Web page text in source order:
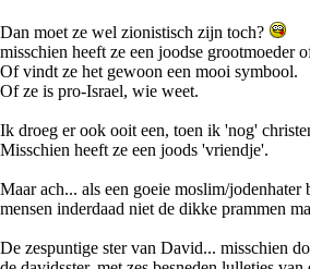
Dan moet ze wel zionistisch zijn toch?
misschien heeft ze een joodse grootmoeder
Of vindt ze het gewoon een mooi symbool.
Of ze is pro-Israel, wie weet.
Ik droeg er ook ooit een, toen ik 'nog'
Misschien heeft ze een joods 'vriendje'.
Maar ach... als een goeie moslim/jodenhater
mensen inderdaad niet de dikke prammen
De zespuntige ster van David... misschien